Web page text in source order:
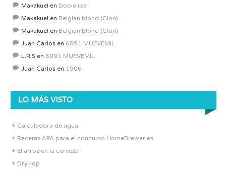
Makakuel en Doble ipa
Makakuel en Belgian blond (Clon)
Makakuel en Belgian blond (Clon)
Juan Carlos en 6091 MUEVEMIL
L.R.S en 6091 MUEVEMIL
Juan Carlos en 1906
LO MÁS VISTO
Calculadora de agua
Recetas APA para el concurso HomeBrewer.es
El arroz en la cerveza
DryHop